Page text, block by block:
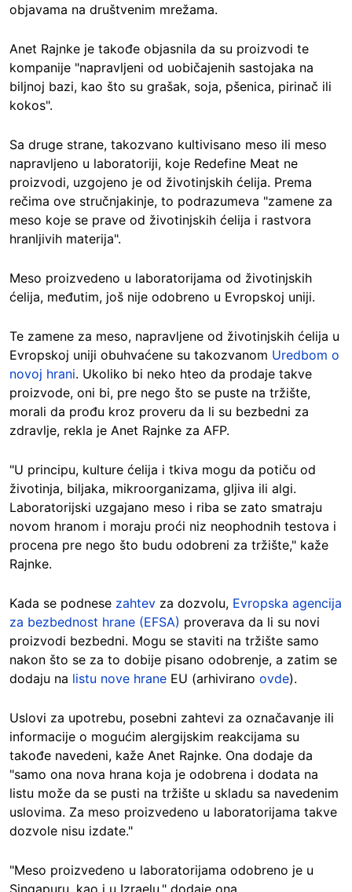
objavama na društvenim mrežama.
Anet Rajnke je takođe objasnila da su proizvodi te
kompanije "napravljeni od uobičajenih sastojaka na
biljnoj bazi, kao što su grašak, soja, pšenica, pirinač ili
kokos".
Sa druge strane, takozvano kultivisano meso ili meso
napravljeno u laboratoriji, koje Redefine Meat ne
proizvodi, uzgojeno je od životinjskih ćelija. Prema
rečima ove stručnjakinje, to podrazumeva "zamene za
meso koje se prave od životinjskih ćelija i rastvora
hranljivih materija".
Meso proizvedeno u laboratorijama od životinjskih
ćelija, međutim, još nije odobreno u Evropskoj uniji.
Te zamene za meso, napravljene od životinjskih ćelija u
Evropskoj uniji obuhvaćene su takozvanom Uredbom o
novoj hrani. Ukoliko bi neko hteo da prodaje takve
proizvode, oni bi, pre nego što se puste na tržište,
morali da prođu kroz proveru da li su bezbedni za
zdravlje, rekla je Anet Rajnke za AFP.
"U principu, kulture ćelija i tkiva mogu da potiču od
životinja, biljaka, mikroorganizama, gljiva ili algi.
Laboratorijski uzgajano meso i riba se zato smatraju
novom hranom i moraju proći niz neophodnih testova i
procena pre nego što budu odobreni za tržište," kaže
Rajnke.
Kada se podnese zahtev za dozvolu, Evropska agencija
za bezbednost hrane (EFSA) proverava da li su novi
proizvodi bezbedni. Mogu se staviti na tržište samo
nakon što se za to dobije pisano odobrenje, a zatim se
dodaju na listu nove hrane EU (arhivirano ovde).
Uslovi za upotrebu, posebni zahtevi za označavanje ili
informacije o mogućim alergijskim reakcijama su
takođe navedeni, kaže Anet Rajnke. Ona dodaje da
"samo ona nova hrana koja je odobrena i dodata na
listu može da se pusti na tržište u skladu sa navedenim
uslovima. Za meso proizvedeno u laboratorijama takve
dozvole nisu izdate."
"Meso proizvedeno u laboratorijama odobreno je u